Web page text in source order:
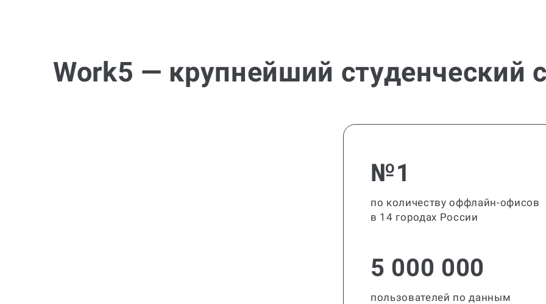
Work5 — крупнейший студенческий
№1
по количеству оффлайн-офисов
в 14 городах России
5 000 000
пользователей по данным